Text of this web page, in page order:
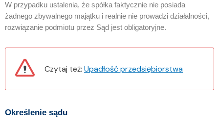
W przypadku ustalenia, że spółka faktycznie nie posiada
żadnego zbywalnego majątku i realnie nie prowadzi działalności,
rozwiązanie podmiotu przez Sąd jest obligatoryjne.
Czytaj też: Upadłość przedsiębiorstwa
Określenie sądu